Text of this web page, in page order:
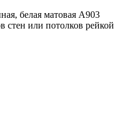
белая матовая А903
стен или потолков рейкой